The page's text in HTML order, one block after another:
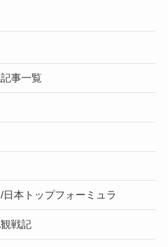
事一覧
本トップフォーミュラ
戦記